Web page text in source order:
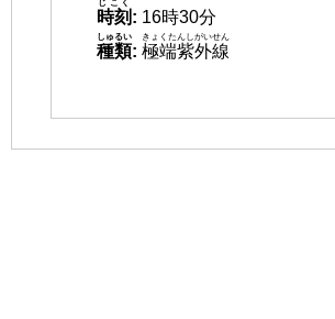
時刻
じこく
: 16時30分
種類
しゅるい
: 極端紫外線
きょくたんしがいせん